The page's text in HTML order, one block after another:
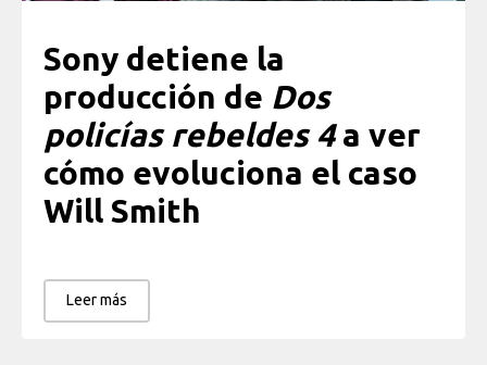
Sony detiene la
producción de Dos
policías rebeldes 4a ver
cómo evoluciona el caso
Will Smith
Leer más